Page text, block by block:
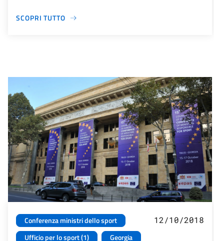
SCOPRI TUTTO
Conferenza ministri dello sport
Ufficio per lo sport (1)
Georgia
12/10/2018